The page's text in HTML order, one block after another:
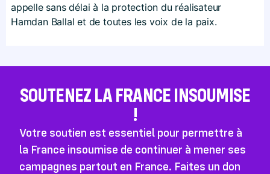
appelle sans délai à la protection du réalisateur
Hamdan Ballal et de toutes les voix de la paix.
SOUTENEZ LA FRANCE INSOUMISE
!
Votre soutien est essentiel pour permettre à
la France insoumise de continuer à mener ses
campagnes partout en France. Faites un don